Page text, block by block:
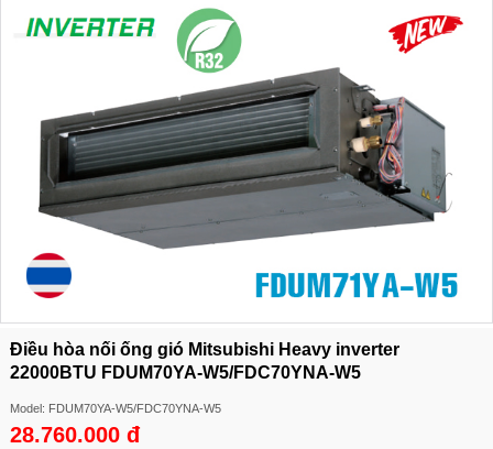
Điều hòa nối ống gió Mitsubishi Heavy inverter
22000BTU FDUM70YA-W5/FDC70YNA-W5
Model: FDUM70YA-W5/FDC70YNA-W5
28.760.000 đ